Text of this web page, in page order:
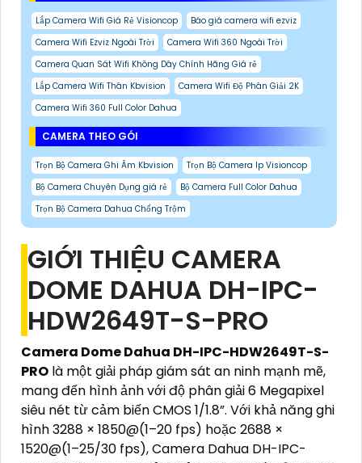
Lắp Camera Wifi Giá Rẻ Visioncop
Báo giá camera wifi ezviz
Camera Wifi Ezviz Ngoài Trời
Camera Wifi 360 Ngoài Trời
Camera Quan Sát Wifi Không Dây Chính Hãng Giá rẻ
Lắp Camera Wifi Thân Kbvision
Camera Wifi Độ Phân Giải 2K
Camera Wifi 360 Full Color Dahua
CAMERA THEO GÓI
Trọn Bộ Camera Ghi Âm Kbvision
Trọn Bộ Camera Ip Visioncop
Bộ Camera Chuyên Dụng giá rẻ
Bộ Camera Full Color Dahua
Trọn Bộ Camera Dahua Chống Trộm
GIỚI THIỆU CAMERA
DOME DAHUA DH-IPC-
HDW2649T-S-PRO
Camera Dome Dahua DH-IPC-HDW2649T-S-
PRO là một giải pháp giám sát an ninh mạnh mẽ,
mang đến hình ảnh với độ phân giải 6 Megapixel
siêu nét từ cảm biến CMOS 1/1.8”. Với khả năng ghi
hình 3288 × 1850@(1–20 fps) hoặc 2688 ×
1520@(1–25/30 fps), Camera Dahua DH-IPC-